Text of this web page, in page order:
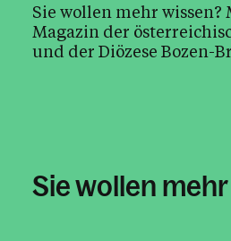
Sie wollen mehr wissen?
Magazin der
und der Diözese Bozen-
1/20
Sie wollen